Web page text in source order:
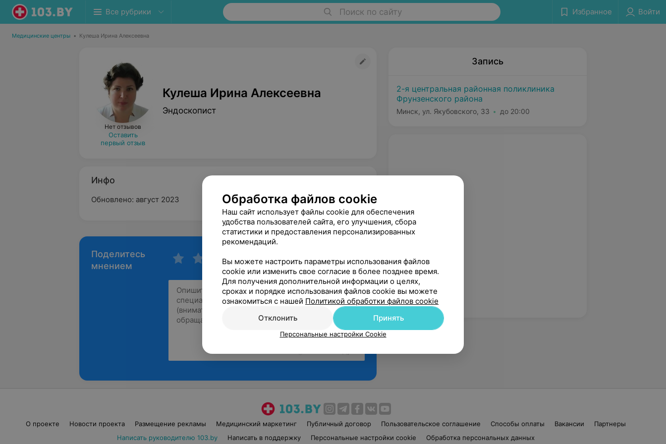
Все рубрики Поиск по сайту Избранное Войти
Медицинские центры • Кулеша Ирина Алексеевна
Нет отзывов
Оставить
первый отзыв
Кулеша Ирина Алексеевна
Эндоскопист
Инфо
Обновлено: август 2023
Поделитесь
мнением
Запись
2-я центральная районная поликлиника
Фрунзенского района
Минск, ул. Якубовского, 33 до 20:00
О проекте Новости проекта Размещение рекламы Медицинский маркетинг Публичный договор Пользовательское соглашение Способы оплаты Вакансии
Партнеры
Написать руководителю 103.by
Написать в поддержку Персональные настройки cookie Обработка персональных данных
Обработка файлов cookie
Наш сайт использует файлы cookie для обеспечения
удобства пользователей сайта, его улучшения, сбора
статистики и предоставления персонализированных
рекомендаций.
Вы можете настроить параметры использования файлов
cookie или изменить свое согласие в более позднее время.
Для получения дополнительной информации о целях,
сроках и порядке использования файлов cookie вы можете
ознакомиться с нашей Политикой обработки файлов cookie
Отклонить
Принять
Персональные настройки Cookie